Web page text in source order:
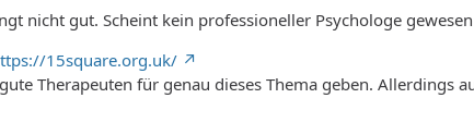
nicht gut. Scheint kein professioneller Psychologe
15square.org.uk/
Therapeuten für genau dieses Thema geben. Allerdings